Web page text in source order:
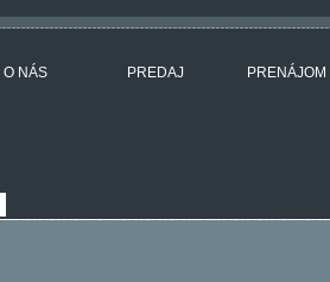
O NÁS PREDAJ PRENÁJOM